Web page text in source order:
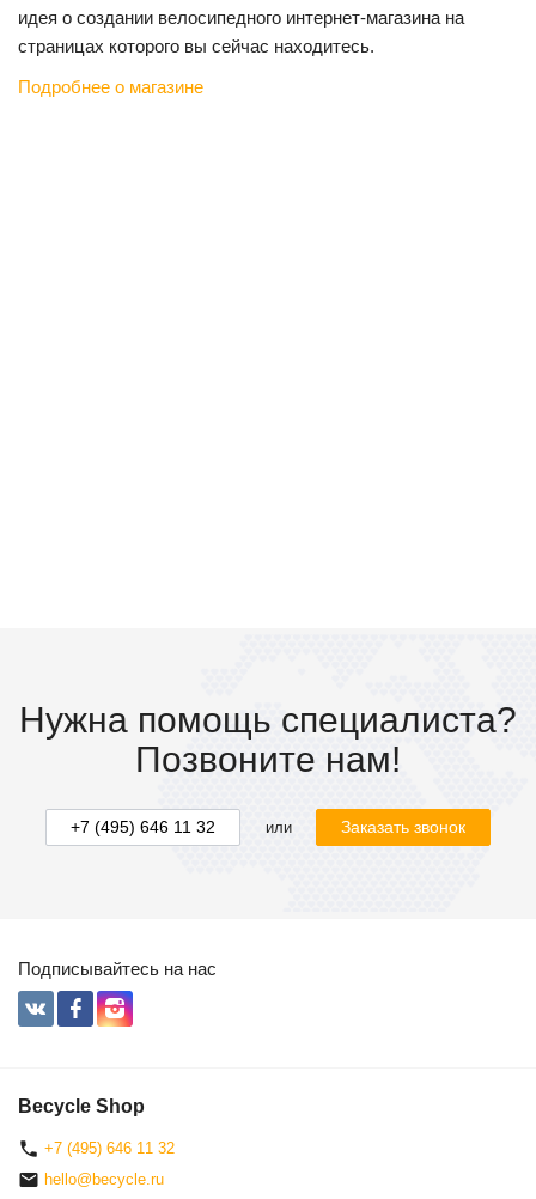
идея о создании велосипедного интернет-магазина на
страницах которого вы сейчас находитесь.
Подробнее о магазине
Нужна помощь специалиста?
Позвоните нам!
+7 (495) 646 11 32 или Заказать звонок
Подписывайтесь на нас
Becycle Shop
+7 (495) 646 11 32
hello@becycle.ru